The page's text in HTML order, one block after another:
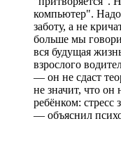
компьютер".
заботу, а не
больше мы
вся будущая
взрослого
— он не сдаст
не значит, что он
ребёнком: стресс
— объяснил